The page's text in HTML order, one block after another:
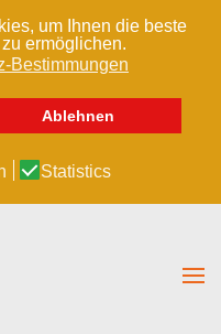
um Ihnen die beste
ermöglichen.
Bestimmungen
Ablehnen
Statistics